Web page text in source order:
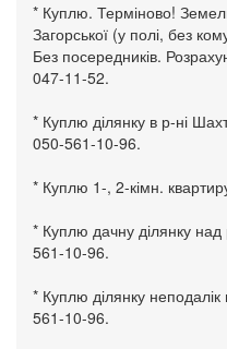
* Куплю. Терміново!
Загорської (у полі, без
Без посередників.
047-11-52.
* Куплю ділянку в р-ні
050-561-10-96.
* Куплю 1-, 2-кімн.
* Куплю дачну ділянку над
561-10-96.
* Куплю ділянку
561-10-96.